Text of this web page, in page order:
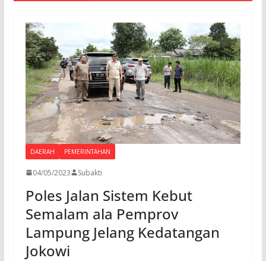
DAERAH PEMERINTAHAN
04/05/2023 Subakti
Poles Jalan Sistem Kebut
Semalam ala Pemprov
Lampung Jelang Kedatangan
Jokowi